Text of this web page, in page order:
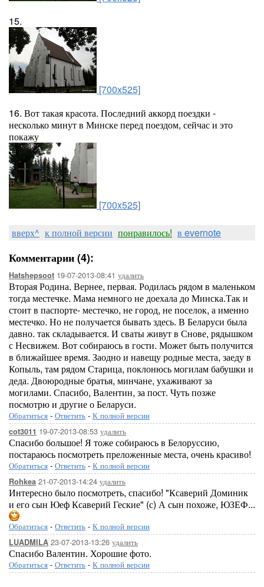
15.
[700x525]
16. Вот такая красота. Последний аккорд поездки -
несколько минут в Минске перед поездом, сейчас и это
покажу
[700x525]
вверх^ к полной версии понравилось! в evernote
Комментарии (4):
Hatshepsoot 19-07-2013-08:41 удалить
Вторая Родина. Вернее, первая. Родилась рядом в маленьком
тогда местечке. Мама немного не доехала до Минска.Так и
стоит в паспорте- местечко, не город, не поселок, а именно
местечко. Но не получается бывать здесь. В Беларуси была
давно. так складывается. И сваты живут в Снове, рядышком
с Несвижем. Вот собираюсь в гости. Может быть получится
в ближайшее время. Заодно и навещу родные места, заеду в
Копыль, там рядом Старица, поклонюсь могилам бабушки и
деда. Двоюродные братья, минчане, ухаживают за
могилами. Спасибо, Валентин, за пост. Чуть позже
посмотрю и другие о Беларуси.
Обратиться - Ответить - К полной версии
cot3011 19-07-2013-08:53 удалить
Спасибо большое! Я тоже собираюсь в Белоруссию,
постараюсь посмотреть преложенные места, очень красиво!
Обратиться - Ответить - К полной версии
Rohkea 21-07-2013-14:24 удалить
Интересно было посмотреть, спасибо! "Ксаверий Доминик
и его сын Юеф Ксаверий Геские" (с) А сын похоже, ЮЗЕФ...
Обратиться - Ответить - К полной версии
LUADMILA 23-07-2013-13:26 удалить
Спасибо Валентин. Хорошие фото.
Обратиться - Ответить - К полной версии